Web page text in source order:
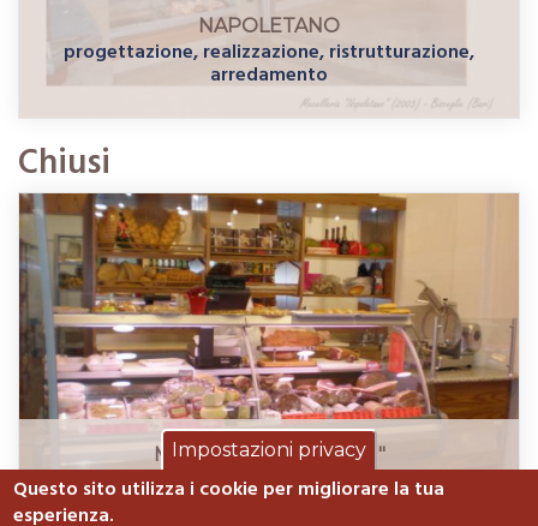
NAPOLETANO
progettazione, realizzazione, ristrutturazione,
arredamento
Chiusi
MACELLERIA "MANIERI"
realizzazione, arredamento
Impostazioni privacy
Questo sito utilizza i cookie per migliorare la tua
esperienza.